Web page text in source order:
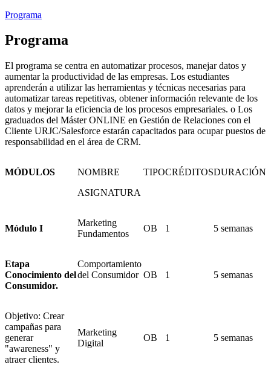
Programa
Programa
El programa se centra en automatizar procesos, manejar datos y
aumentar la productividad de las empresas. Los estudiantes
aprenderán a utilizar las herramientas y técnicas necesarias para
automatizar tareas repetitivas, obtener información relevante de los
datos y mejorar la eficiencia de los procesos empresariales. o Los
graduados del Máster ONLINE en Gestión de Relaciones con el
Cliente URJC/Salesforce estarán capacitados para ocupar puestos de
responsabilidad en el área de CRM.
MÓDULOS
NOMBRE
ASIGNATURA
TIPOCRÉDITOSDURACIÓN
Módulo I
Marketing
Fundamentos
OB 1 5 semanas
Etapa
Conocimiento del
Consumidor.
Comportamiento
del Consumidor OB 1 5 semanas
Objetivo: Crear
campañas para
generar
"awareness" y
atraer clientes.
Marketing
Digital
OB 1 5 semanas